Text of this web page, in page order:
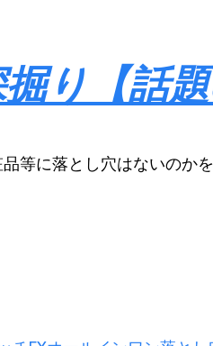
り【話
等に落とし穴はないのか